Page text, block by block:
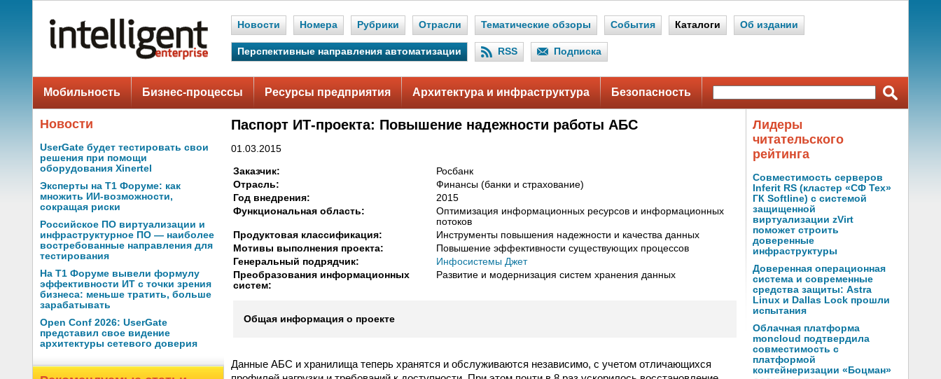
Новости Номера Рубрики Отрасли Тематические обзоры События Каталоги Об издании
Перспективные направления автоматизации RSS Подписка
Мобильность Бизнес-процессы Ресурсы предприятия Архитектура и инфраструктура Безопасность
Новости
UserGate будет тестировать свои
решения при помощи
оборудования Xinertel
Эксперты на Т1 Форуме: как
множить ИИ-возможности,
сокращая риски
Российское ПО виртуализации и
инфраструктурное ПО — наиболее
востребованные направления для
тестирования
На Т1 Форуме вывели формулу
эффективности ИТ с точки зрения
бизнеса: меньше тратить, больше
зарабатывать
Open Conf 2026: UserGate
представил свое видение
архитектуры сетевого доверия
Паспорт ИТ-проекта: Повышение надежности работы АБС
01.03.2015
Заказчик:
Росбанк
Отрасль:
Финансы (банки и страхование)
Год внедрения:
2015
Функциональная область:
Оптимизация информационных ресурсов и информационных
потоков
Продуктовая классификация:
Инструменты повышения надежности и качества данных
Мотивы выполнения проекта:
Повышение эффективности существующих процессов
Генеральный подрядчик:
Инфосистемы Джет
Преобразования информационных
систем:
Развитие и модернизация систем хранения данных
Общая информация о проекте
Данные АБС и хранилища теперь хранятся и обслуживаются независимо, с учетом отличающихся
Лидеры
читательского
рейтинга
Совместимость серверов
Inferit RS (кластер «СФ Тех»
ГК Softline) с системой
защищенной
виртуализации zVirt
поможет строить
доверенные
инфраструктуры
Доверенная операционная
система и современные
средства защиты: Astra
Linux и Dallas Lock прошли
испытания
Облачная платформа
moncloud подтвердила
совместимость с
платформой
контейнеризации «Боцман»